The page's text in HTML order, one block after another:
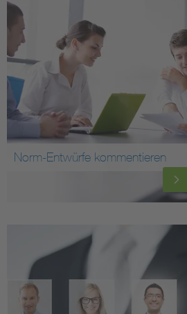
Norm-Entwürfe kommentieren